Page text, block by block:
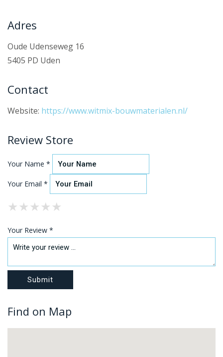
Adres
Oude Udenseweg 16
5405 PD Uden
Contact
Website: https://www.witmix-bouwmaterialen.nl/
Review Store
Your Name *
Your Email *
★
★★
★★★
★★★★
★★★★★
Your Review *
Find on Map